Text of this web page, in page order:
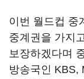
이번 월드컵 중
중계권을 가지
보장하겠다며
방송국인 KBS,